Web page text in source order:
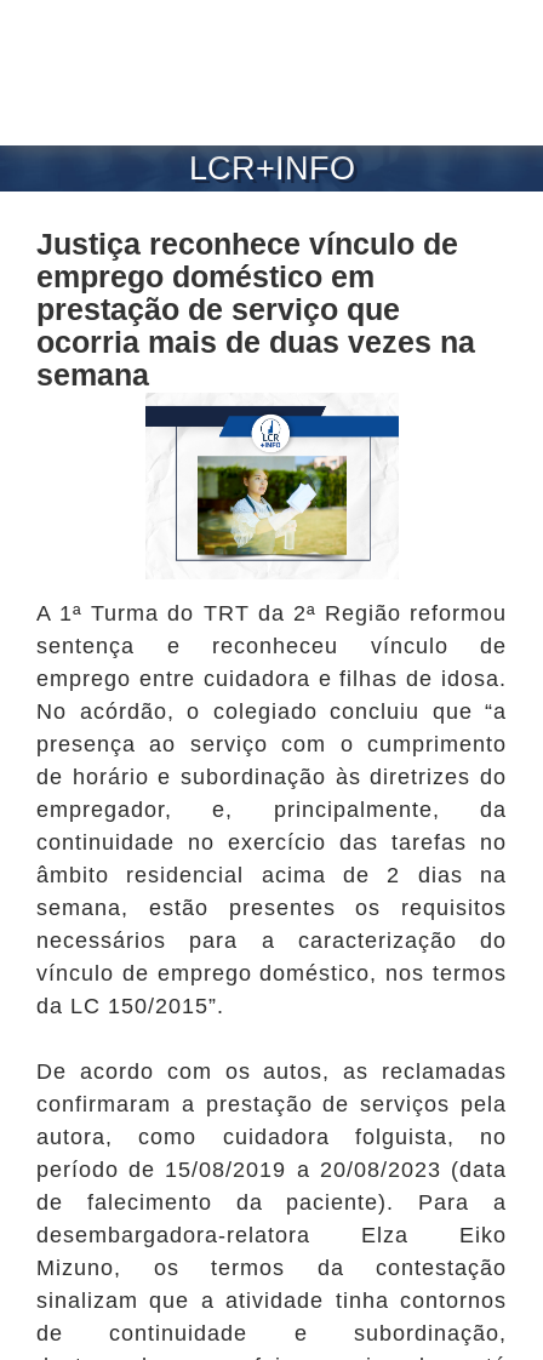
LCR+INFO
Justiça reconhece vínculo de
emprego doméstico em
prestação de serviço que
ocorria mais de duas vezes na
semana
A 1ª Turma do TRT da 2ª Região reformou
sentença e reconheceu vínculo de
emprego entre cuidadora e filhas de idosa.
No acórdão, o colegiado concluiu que “a
presença ao serviço com o cumprimento
de horário e subordinação às diretrizes do
empregador, e, principalmente, da
continuidade no exercício das tarefas no
âmbito residencial acima de 2 dias na
semana, estão presentes os requisitos
necessários para a caracterização do
vínculo de emprego doméstico, nos termos
da LC 150/2015”.
De acordo com os autos, as reclamadas
confirmaram a prestação de serviços pela
autora, como cuidadora folguista, no
período de 15/08/2019 a 20/08/2023 (data
de falecimento da paciente). Para a
desembargadora-relatora Elza Eiko
Mizuno, os termos da contestação
sinalizam que a atividade tinha contornos
de continuidade e subordinação,